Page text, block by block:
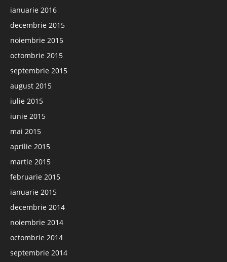
ianuarie 2016
decembrie 2015
noiembrie 2015
octombrie 2015
septembrie 2015
august 2015
iulie 2015
iunie 2015
mai 2015
aprilie 2015
martie 2015
februarie 2015
ianuarie 2015
decembrie 2014
noiembrie 2014
octombrie 2014
septembrie 2014